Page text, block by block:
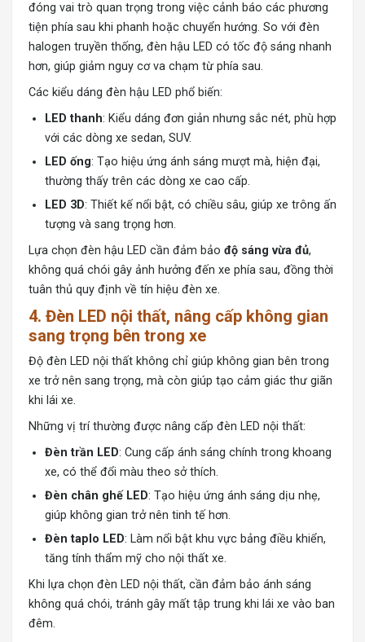
đóng vai trò quan trọng trong việc cảnh báo các phương
tiện phía sau khi phanh hoặc chuyển hướng. So với đèn
halogen truyền thống, đèn hậu LED có tốc độ sáng nhanh
hơn, giúp giảm nguy cơ va chạm từ phía sau.
Các kiểu dáng đèn hậu LED phổ biến:
LED thanh: Kiểu dáng đơn giản nhưng sắc nét, phù hợp
với các dòng xe sedan, SUV.
LED ống: Tạo hiệu ứng ánh sáng mượt mà, hiện đại,
thường thấy trên các dòng xe cao cấp.
LED 3D: Thiết kế nổi bật, có chiều sâu, giúp xe trông ấn
tượng và sang trọng hơn.
Lựa chọn đèn hậu LED cần đảm bảo độ sáng vừa đủ,
không quá chói gây ảnh hưởng đến xe phía sau, đồng thời
tuân thủ quy định về tín hiệu đèn xe.
4. Đèn LED nội thất, nâng cấp không gian
sang trọng bên trong xe
Độ đèn LED nội thất không chỉ giúp không gian bên trong
xe trở nên sang trọng, mà còn giúp tạo cảm giác thư giãn
khi lái xe.
Những vị trí thường được nâng cấp đèn LED nội thất:
Đèn trần LED: Cung cấp ánh sáng chính trong khoang
xe, có thể đổi màu theo sở thích.
Đèn chân ghế LED: Tạo hiệu ứng ánh sáng dịu nhẹ,
giúp không gian trở nên tinh tế hơn.
Đèn taplo LED: Làm nổi bật khu vực bảng điều khiển,
tăng tính thẩm mỹ cho nội thất xe.
Khi lựa chọn đèn LED nội thất, cần đảm bảo ánh sáng
không quá chói, tránh gây mất tập trung khi lái xe vào ban
đêm.